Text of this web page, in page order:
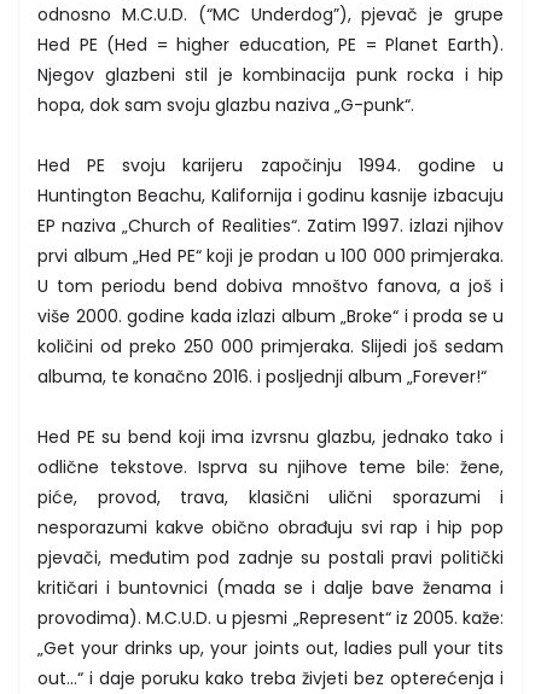
odnosno M.C.U.D. (“MC Underdog”), pjevač je grupe
Hed PE (Hed = higher education, PE = Planet Earth).
Njegov glazbeni stil je kombinacija punk rocka i hip
hopa, dok sam svoju glazbu naziva „G-punk“.
Hed PE svoju karijeru započinju 1994. godine u
Huntington Beachu, Kalifornija i godinu kasnije izbacuju
EP naziva „Church of Realities“. Zatim 1997. izlazi njihov
prvi album „Hed PE“ koji je prodan u 100 000 primjeraka.
U tom periodu bend dobiva mnoštvo fanova, a još i
više 2000. godine kada izlazi album „Broke“ i proda se u
količini od preko 250 000 primjeraka. Slijedi još sedam
albuma, te konačno 2016. i posljednji album „Forever!“
Hed PE su bend koji ima izvrsnu glazbu, jednako tako i
odlične tekstove. Isprva su njihove teme bile: žene,
piće, provod, trava, klasični ulični sporazumi i
nesporazumi kakve obično obrađuju svi rap i hip pop
pjevači, međutim pod zadnje su postali pravi politički
kritičari i buntovnici (mada se i dalje bave ženama i
provodima). M.C.U.D. u pjesmi „Represent“ iz 2005. kaže:
„Get your drinks up, your joints out, ladies pull your tits
out…“ i daje poruku kako treba živjeti bez opterećenja i